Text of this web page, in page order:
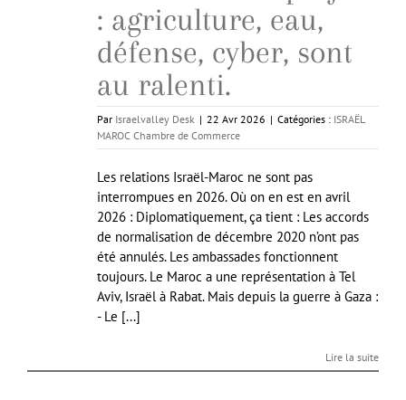
: agriculture, eau,
défense, cyber, sont
au ralenti.
Par Israelvalley Desk | 22 Avr 2026 | Catégories : ISRAËL
MAROC Chambre de Commerce
Les relations Israël-Maroc ne sont pas
interrompues en 2026. Où on en est en avril
2026 : Diplomatiquement, ça tient : Les accords
de normalisation de décembre 2020 n’ont pas
été annulés. Les ambassades fonctionnent
toujours. Le Maroc a une représentation à Tel
Aviv, Israël à Rabat. Mais depuis la guerre à Gaza :
- Le [...]
Lire la suite